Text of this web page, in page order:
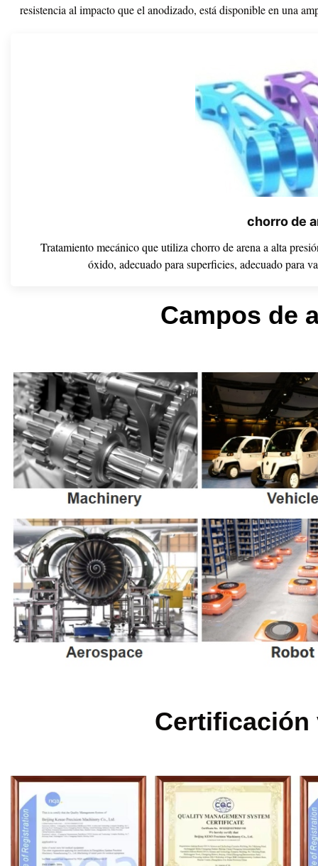
resistencia al impacto que el anodizado, está disponible en una
chorro de
Tratamiento mecánico que utiliza chorro de arena a alta
óxido, adecuado para superficies, adecuado para
Campos de
Certificación